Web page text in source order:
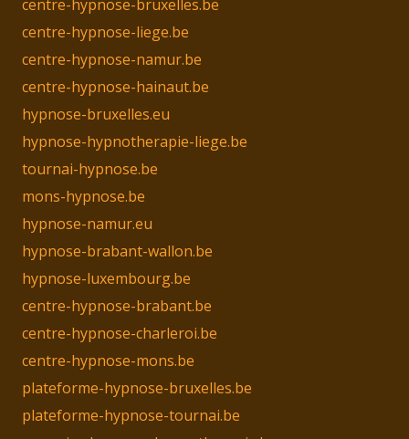
centre-hypnose-bruxelles.be
centre-hypnose-liege.be
centre-hypnose-namur.be
centre-hypnose-hainaut.be
hypnose-bruxelles.eu
hypnose-hypnotherapie-liege.be
tournai-hypnose.be
mons-hypnose.be
hypnose-namur.eu
hypnose-brabant-wallon.be
hypnose-luxembourg.be
centre-hypnose-brabant.be
centre-hypnose-charleroi.be
centre-hypnose-mons.be
plateforme-hypnose-bruxelles.be
plateforme-hypnose-tournai.be